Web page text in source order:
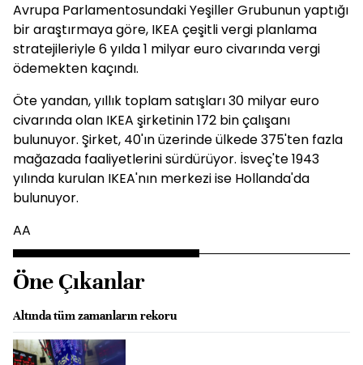
Avrupa Parlamentosundaki Yeşiller Grubunun yaptığı
bir araştırmaya göre, IKEA çeşitli vergi planlama
stratejileriyle 6 yılda 1 milyar euro civarında vergi
ödemekten kaçındı.
Öte yandan, yıllık toplam satışları 30 milyar euro
civarında olan IKEA şirketinin 172 bin çalışanı
bulunuyor. Şirket, 40'ın üzerinde ülkede 375'ten fazla
mağazada faaliyetlerini sürdürüyor. İsveç'te 1943
yılında kurulan IKEA'nın merkezi ise Hollanda'da
bulunuyor.
AA
Öne Çıkanlar
Altında tüm zamanların rekoru